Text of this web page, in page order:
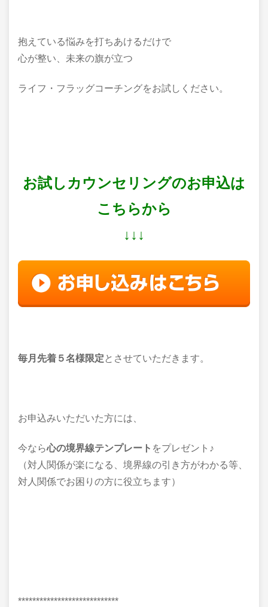
抱えている悩みを打ちあけるだけで
心が整い、未来の旗が立つ
ライフ・フラッグコーチングをお試しください。
お試しカウンセリングのお申込は
こちらから
↓↓↓
毎月先着５名様限定 とさせていただきます。
お申込みいただいた方には、
今なら心の境界線テンプレート をプレゼント♪
（対人関係が楽になる、境界線の引き方がわかる等、
対人関係でお困りの方に役立ちます）
****************************